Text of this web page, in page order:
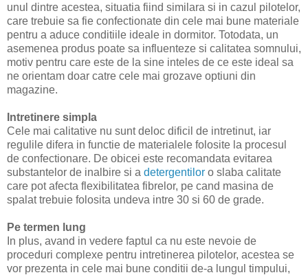
unul dintre acestea, situatia fiind similara si in cazul pilotelor,
care trebuie sa fie confectionate din cele mai bune materiale
pentru a aduce conditiile ideale in dormitor. Totodata, un
asemenea produs poate sa influenteze si calitatea somnului,
motiv pentru care este de la sine inteles de ce este ideal sa
ne orientam doar catre cele mai grozave optiuni din
magazine.
Intretinere simpla
Cele mai calitative nu sunt deloc dificil de intretinut, iar
regulile difera in functie de materialele folosite la procesul
de confectionare. De obicei este recomandata evitarea
substantelor de inalbire si a detergentilor o slaba calitate
care pot afecta flexibilitatea fibrelor, pe cand masina de
spalat trebuie folosita undeva intre 30 si 60 de grade.
Pe termen lung
In plus, avand in vedere faptul ca nu este nevoie de
proceduri complexe pentru intretinerea pilotelor, acestea se
vor prezenta in cele mai bune conditii de-a lungul timpului,